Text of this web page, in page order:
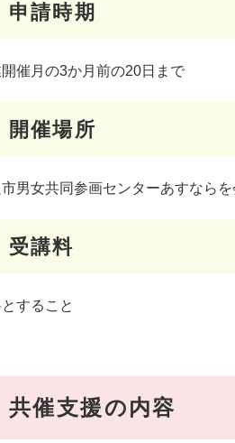
申請時期
催月の3か月前の20日まで
開催場所
男女共同参画センターあすなら
受講料
すること
共催支援の内容